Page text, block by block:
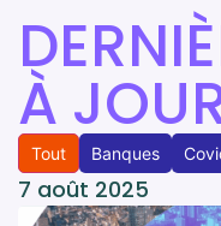
À
Tout Banques
7 août 2025